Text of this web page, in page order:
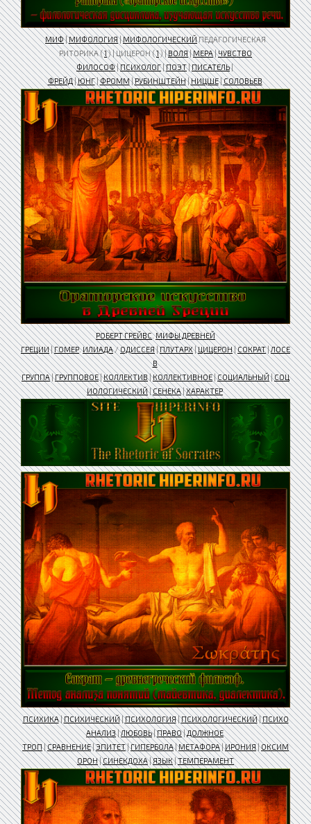
МИФ|МИФОЛОГИЯ|МИФОЛОГИЧЕСКИЙПЕДАГОГИЧЕСКАЯ
РИТОРИКА (1) | ЦИЦЕРОН (1) |ВОЛЯ|МЕРА|ЧУВСТВО
ФИЛОСОФ|ПСИХОЛОГ|ПОЭТ|ПИСАТЕЛЬ|
ФРЕЙД|ЮНГ|ФРОММ|РУБИНШТЕЙН|НИЦШЕ|СОЛОВЬЕВ
РОБЕРТ ГРЕЙВС.МИФЫ ДРЕВНЕЙ
ГРЕЦИИ|ГОМЕР.ИЛИАДА/ОДИССЕЯ|ПЛУТАРХ|ЦИЦЕРОН|СОКРАТ|ЛОСЕ
В
ГРУППА|ГРУППОВОЕ|КОЛЛЕКТИВ|КОЛЛЕКТИВНОЕ|СОЦИАЛЬНЫЙ|СОЦ
ИОЛОГИЧЕСКИЙ|СЕНЕКА|ХАРАКТЕР
ПСИХИКА|ПСИХИЧЕСКИЙ|ПСИХОЛОГИЯ|ПСИХОЛОГИЧЕСКИЙ|ПСИХО
АНАЛИЗ|ЛЮБОВЬ|ПРАВО|ДОЛЖНОЕ
ТРОП|СРАВНЕНИЕ|ЭПИТЕТ|ГИПЕРБОЛА|МЕТАФОРА|ИРОНИЯ|ОКСИМ
ОРОН|СИНЕКДОХА|ЯЗЫК|ТЕМПЕРАМЕНТ